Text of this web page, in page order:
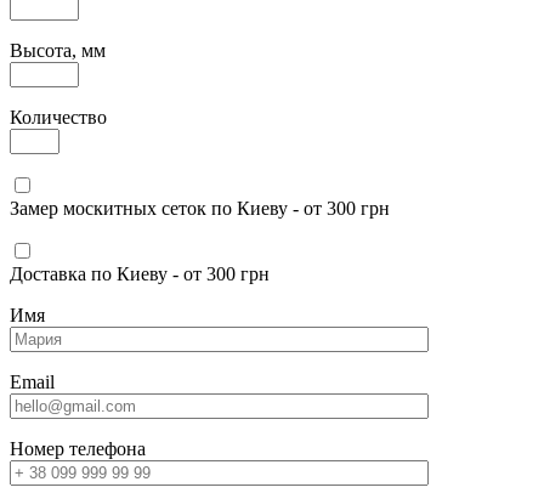
Высота, мм
Количество
Замер москитных сеток по Киеву - от 300 грн
Доставка по Киеву - от 300 грн
Имя
Email
Номер телефона